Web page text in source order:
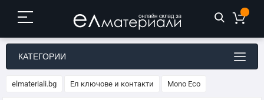
КАТЕГОРИИ
elmateriali.bg Ел ключове и контакти Mono Eco